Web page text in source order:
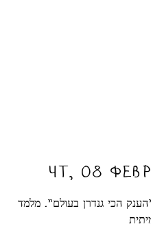
чт, 08
הכי גנדרן בעולם". מלמד